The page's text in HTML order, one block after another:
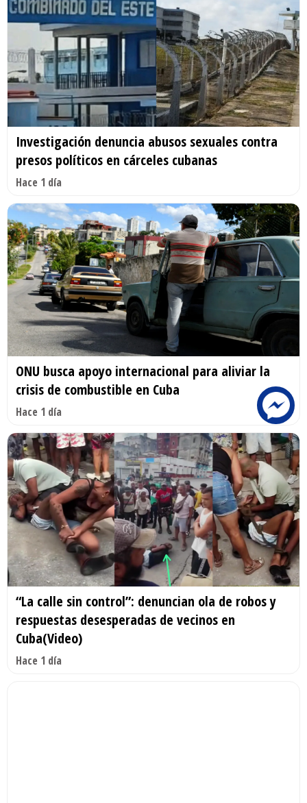
Investigación denuncia abusos sexuales contra
presos políticos en cárceles cubanas
Hace 1 día
ONU busca apoyo internacional para aliviar la
crisis de combustible en Cuba
Hace 1 día
“La calle sin control”: denuncian ola de robos y
respuestas desesperadas de vecinos en
Cuba(Video)
Hace 1 día